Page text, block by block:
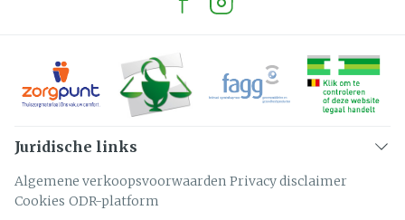
Juridische links
Algemene verkoopsvoorwaarden Privacy disclaimer
Cookies ODR-platform